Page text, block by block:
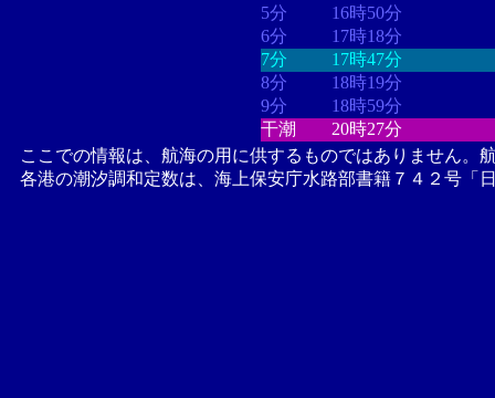
5分
16時50分
6分
17時18分
7分
17時47分
8分
18時19分
9分
18時59分
干潮
20時27分
ここでの情報は、航海の用に供するものではありません。
各港の潮汐調和定数は、海上保安庁水路部書籍７４２号「